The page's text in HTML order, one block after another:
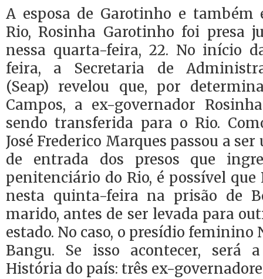
A esposa de Garotinho e também
Rio, Rosinha Garotinho foi presa
nessa quarta-feira, 22. No início
feira, a Secretaria de
(Seap) revelou que, por
Campos, a ex-governador
sendo transferida para o Rio.
José Frederico Marques passou a
de entrada dos presos que
penitenciário do Rio, é possível que
nesta quinta-feira na prisão de
marido, antes de ser levada para
estado. No caso, o presídio feminino
Bangu. Se isso acontecer, será
História do país: três ex-